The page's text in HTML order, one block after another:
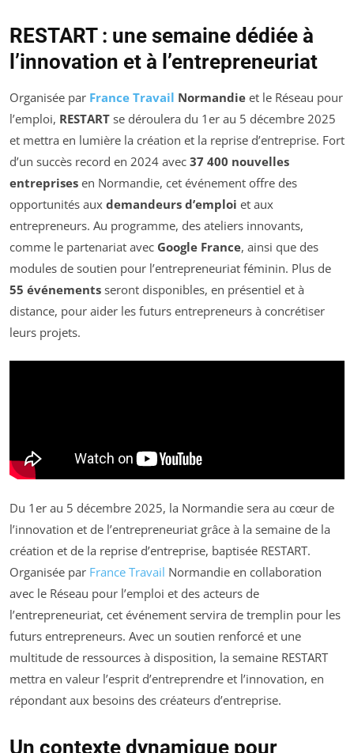
RESTART: une semaine dédiée à
l’innovation et à l’entrepreneuriat
Organisée par France Travail Normandie et le Réseau pour
l’emploi, RESTART se déroulera du 1er au 5 décembre 2025
et mettra en lumière la création et la reprise d’entreprise. Fort
d’un succès record en 2024 avec 37 400 nouvelles
entreprises en Normandie, cet événement offre des
opportunités aux demandeurs d’emploi et aux
entrepreneurs. Au programme, des ateliers innovants,
comme le partenariat avec Google France, ainsi que des
modules de soutien pour l’entrepreneuriat féminin. Plus de
55 événements seront disponibles, en présentiel et à
distance, pour aider les futurs entrepreneurs à concrétiser
leurs projets.
Du 1er au 5 décembre 2025, la Normandie sera au cœur de
l’innovation et de l’entrepreneuriat grâce à la semaine de la
création et de la reprise d’entreprise, baptisée RESTART.
Organisée par France Travail Normandie en collaboration
avec le Réseau pour l’emploi et des acteurs de
l’entrepreneuriat, cet événement servira de tremplin pour les
futurs entrepreneurs. Avec un soutien renforcé et une
multitude de ressources à disposition, la semaine RESTART
mettra en valeur l’esprit d’entreprendre et l’innovation, en
répondant aux besoins des créateurs d’entreprise.
Un contexte dynamique pour